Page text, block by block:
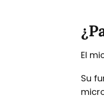
El
Su